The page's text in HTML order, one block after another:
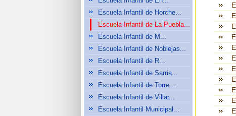
Escuela Infantil de Horche...
Escuela Infantil de La Puebla...
Escuela Infantil de M...
Escuela Infantil de Noblejas...
Escuela Infantil de R...
Escuela Infantil de Sarria...
Escuela Infantil de Torre...
Escuela Infantil de Villar...
Escuela Infantil Municipal...